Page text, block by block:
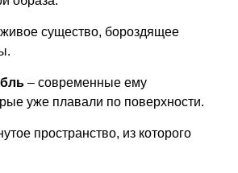
существо, бороздящее
– современные ему
уже плавали по поверхности.
пространство, из которого